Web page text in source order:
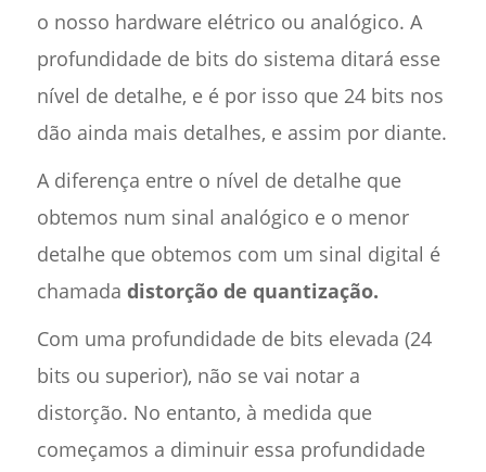
o nosso hardware elétrico ou analógico. A
profundidade de bits do sistema ditará esse
nível de detalhe, e é por isso que 24 bits nos
dão ainda mais detalhes, e assim por diante.
A diferença entre o nível de detalhe que
obtemos num sinal analógico e o menor
detalhe que obtemos com um sinal digital é
chamada distorção de quantização.
Com uma profundidade de bits elevada (24
bits ou superior), não se vai notar a
distorção. No entanto, à medida que
começamos a diminuir essa profundidade